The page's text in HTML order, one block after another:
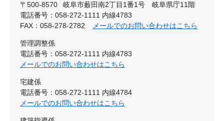
〒500-8570
岐阜市薮田南2丁目1番1号 岐阜県庁11階
電話番号：058-272-1111 内線4783
FAX：058-278-2782
メールでのお問い合わせはこちら
管理調整係
電話番号：058-272-1111 内線4783
メールでのお問い合わせはこちら
宅建係
電話番号：058-272-1111 内線4784
メールでのお問い合わせはこちら